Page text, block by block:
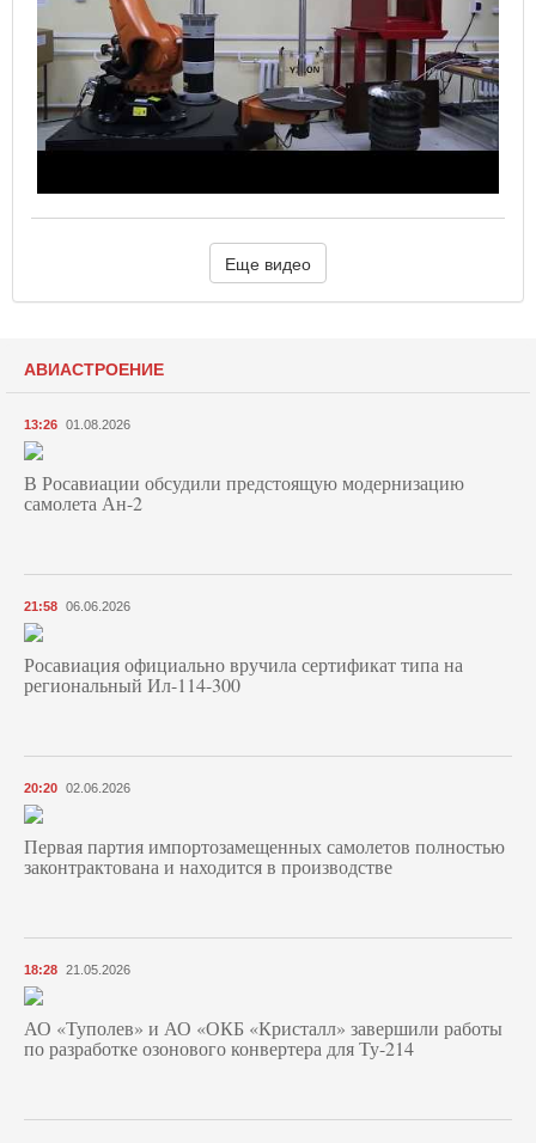
Еще видео
АВИАСТРОЕНИЕ
13:26 01.08.2026
В Росавиации обсудили предстоящую модернизацию
самолета Ан-2
21:58 06.06.2026
Росавиация официально вручила сертификат типа на
региональный Ил-114-300
20:20 02.06.2026
Первая партия импортозамещенных самолетов полностью
законтрактована и находится в производстве
18:28 21.05.2026
АО «Туполев» и АО «ОКБ «Кристалл» завершили работы
по разработке озонового конвертера для Ту-214